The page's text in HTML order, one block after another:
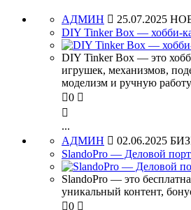
АДМИН  25.07.2025
DIY Tinker Box — хобби-
DIY Tinker Box — это
игрушек, механизмов,
моделизм и ручную
0 

...
АДМИН  02.06.2025
SlandoPro — Деловой
SlandoPro — это
уникальный контент,
0 